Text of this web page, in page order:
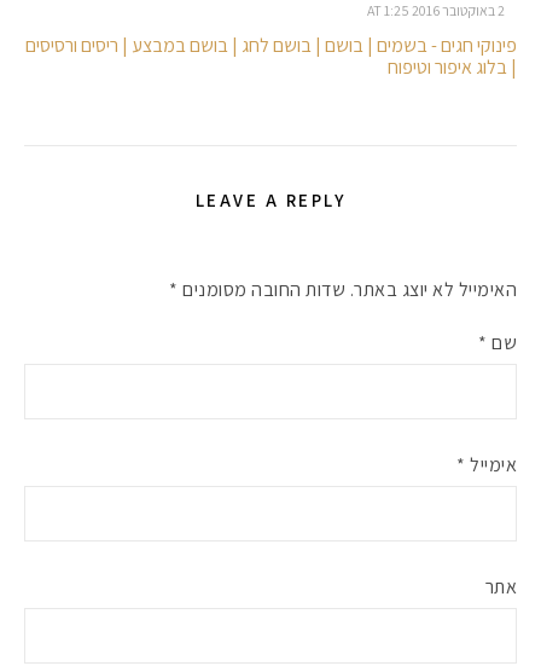
2 באוקטובר 2016 AT 1:25
פינוקי חגים - בשמים | בושם | בושם לחג | בושם במבצע | ריסים ורסיסים
| בלוג איפור וטיפוח
LEAVE A REPLY
האימייל לא יוצג באתר. שדות החובה מסומנים *
שם *
אימייל *
אתר